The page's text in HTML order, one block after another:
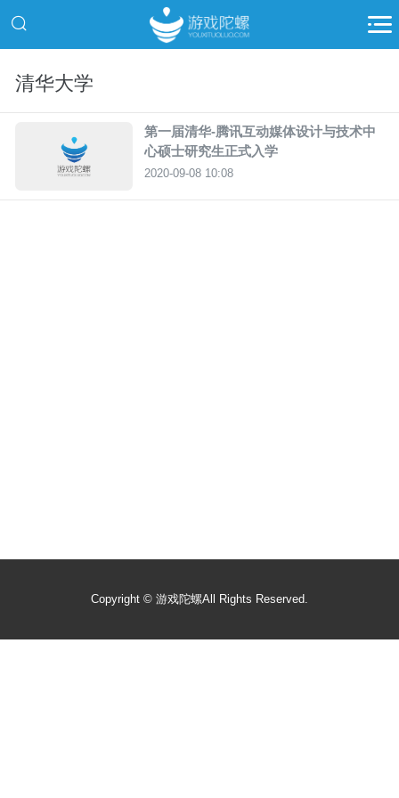
清华大学
第一届清华-腾讯互动媒体设计与技术中
心硕士研究生正式入学
2020-09-08 10:08
Copyright © 游戏陀螺All Rights Reserved.